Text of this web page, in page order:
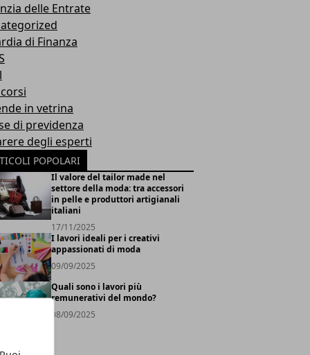
delle Entrate
di Finanza
in vetrina
di previdenza
degli esperti
POPOLARI
Il valore del tailor made nel
settore della moda: tra accessori
in pelle e produttori artigianali
italiani
17/11/2025
I lavori ideali per i creativi
appassionati di moda
09/09/2025
Quali sono i lavori più
remunerativi del mondo?
08/09/2025